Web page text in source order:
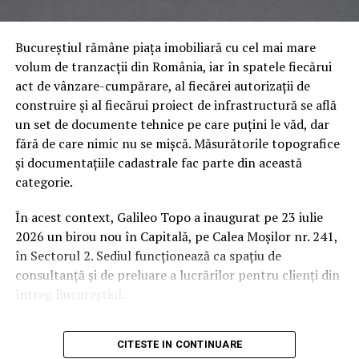
– Botox si fillere: Daca este necesar, consultati un
specialist in injectii pentru a reduce ridurile adanci.
Sanatatea pielii Corpului
– Exercitii fizice regulate: Activitatea fizica mentine
fluxul sanguin si poate imbunatati aspectul pielii.
– Alimentatie echilibrata: Consumati alimente bogate in
nutrienti pentru a hrani pielea de la interior.
– Evitati fumatul si consumul excesiv de alcool, care
contribuie la imbatranirea prematura a pielii.
Hidratarea pielii corpului
Orange Shop Park Lake (12:00 – 20:00)
Incepand cu luni, 3.08, batarile pot fi comandate si prin
aplicatia WOLT.
Intre 3 si 6 august: 10:00 – 20:00
Vineri, 7 august: 10:00 – 13:00
Ridicarea bratarilor inainte de festival se poate face
exclusiv de catre detinatorii de abonamente sau invitatii
de tip full pass.
Accesul in festival
Bucureștiul rămâne piața imobiliară cu cel mai mare
volum de tranzacții din România, iar în spatele fiecărui
act de vânzare-cumpărare, al fiecărei autorizații de
construire și al fiecărui proiect de infrastructură se află
un set de documente tehnice pe care puțini le văd, dar
fără de care nimic nu se mișcă. Măsurătorile topografice
și documentațiile cadastrale fac parte din această
categorie.
În acest context, Galileo Topo a inaugurat pe 23 iulie
2026 un birou nou în Capitală, pe Calea Moșilor nr. 241,
în Sectorul 2. Sediul funcționează ca spațiu de
consultanță și de preluare a lucrărilor pentru clienți din
întreg Bucureștiul.
Un domeniu discret, dar prezent
CITESTE IN CONTINUARE